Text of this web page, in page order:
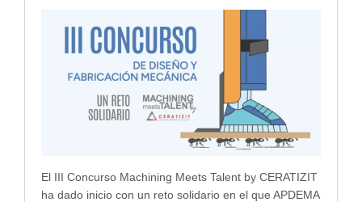
El III Concurso Machining Meets Talent by CERATIZIT
ha dado inicio con un reto solidario en el que APDEMA